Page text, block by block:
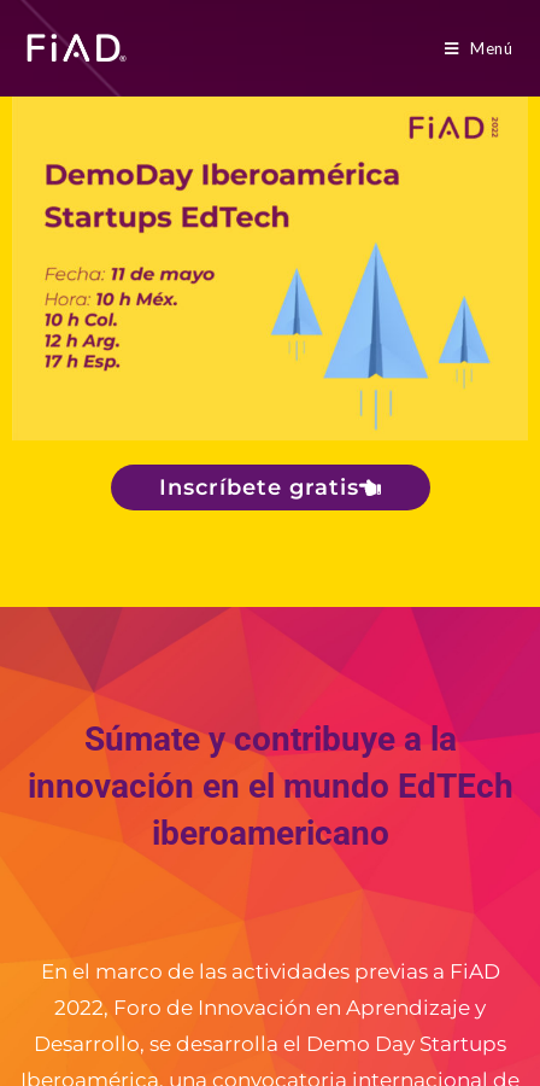
Menú
Inscríbete gratis
Súmate y contribuye a la
innovación en el mundo EdTEch
iberoamericano
En el marco de las actividades previas a FiAD
2022, Foro de Innovación en Aprendizaje y
Desarrollo, se desarrolla el Demo Day Startups
Iberoamérica, una convocatoria internacional de